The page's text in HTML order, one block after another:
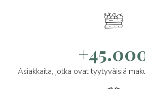
Asiakkaita, jotka ovat tyytyväisiä